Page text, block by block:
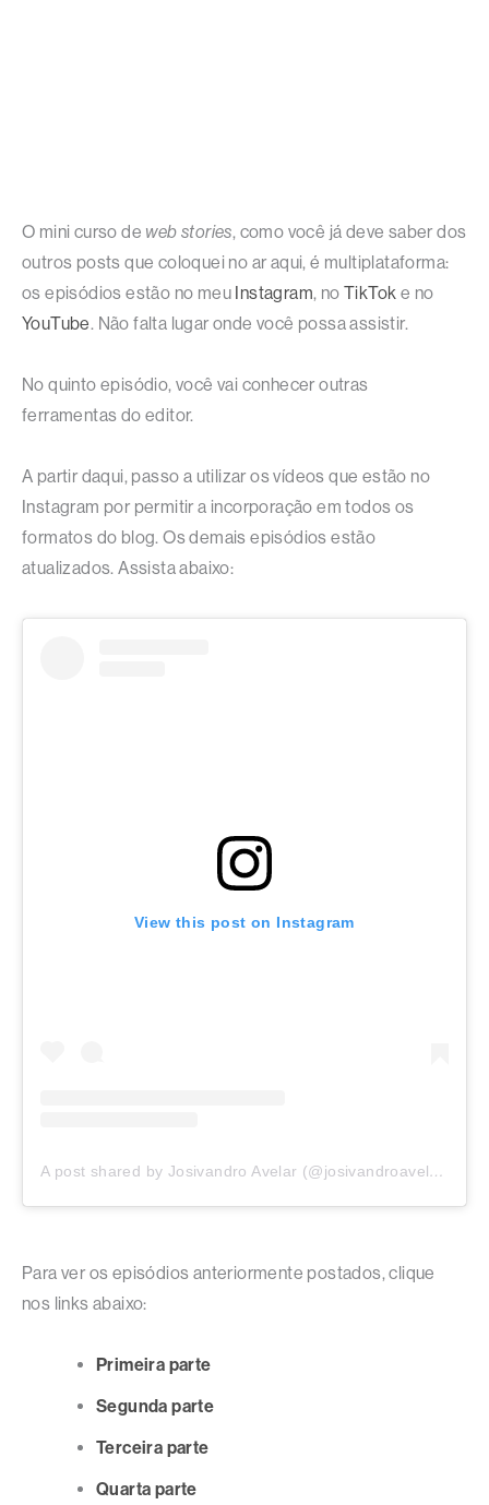
O mini curso de web stories, como você já deve saber dos
outros posts que coloquei no ar aqui, é multiplataforma:
os episódios estão no meu Instagram, noTikTok e no
YouTube. Não falta lugar onde você possa assistir.
No quinto episódio, você vai conhecer outras
ferramentas do editor.
A partir daqui, passo a utilizar os vídeos que estão no
Instagram por permitir a incorporação em todos os
formatos do blog. Os demais episódios estão
atualizados. Assista abaixo:
View this post on Instagram
A post shared by Josivandro Avelar (@josivandroavelar)
Para ver os episódios anteriormente postados, clique
nos links abaixo:
Primeira parte
Segunda parte
Terceira parte
Quarta parte